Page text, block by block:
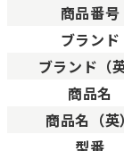
新品
新品状態
展示品
SAランク 未使用
態の商
商品番号
ブランド
ブランド（英
商品名
商品名（英）
型番